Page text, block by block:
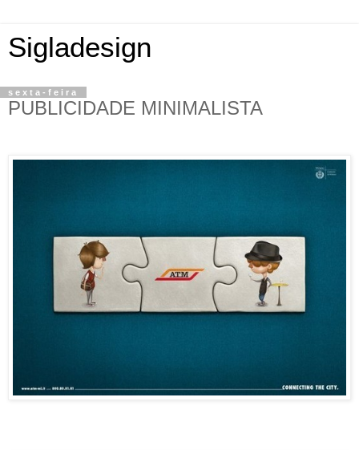
Sigladesign
sexta-feira
PUBLICIDADE MINIMALISTA